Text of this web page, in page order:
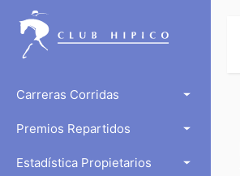
Carreras Corridas
Premios Repartidos
Estadística Propietarios